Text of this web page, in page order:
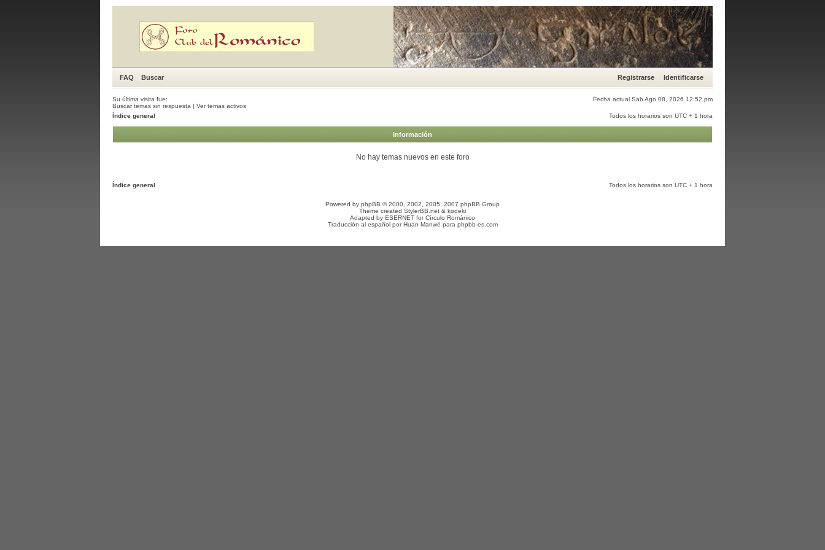
FAQ Buscar Registrarse Identificarse
Su última visita fue:
Fecha actual Sab Ago 08, 2026 12:52 pm
Buscar temas sin respuesta | Ver temas activos
Índice general
Todos los horarios son UTC + 1 hora
Información
No hay temas nuevos en este foro
Índice general Todos los horarios son UTC + 1 hora
Powered by phpBB © 2000, 2002, 2005, 2007 phpBB Group
Theme created StylerBB.net & kodeki
Adapted by ESERNET forCírculo Románico
Traducción al español porHuan Manwë para phpbb-es.com